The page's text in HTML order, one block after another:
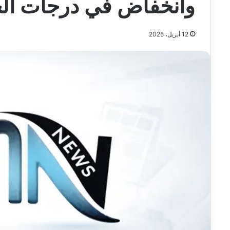
وانخفاض في درجات
12 أبريل، 2025